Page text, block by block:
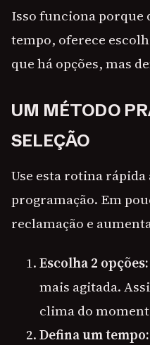
Isso funciona porque
tempo, oferece
que há opções, mas
UM MÉTODO
SELEÇÃO
Use esta rotina rápida
programação. Em
reclamação e
Escolha 2 opções:
mais agitada.
clima do
Defina um tempo: